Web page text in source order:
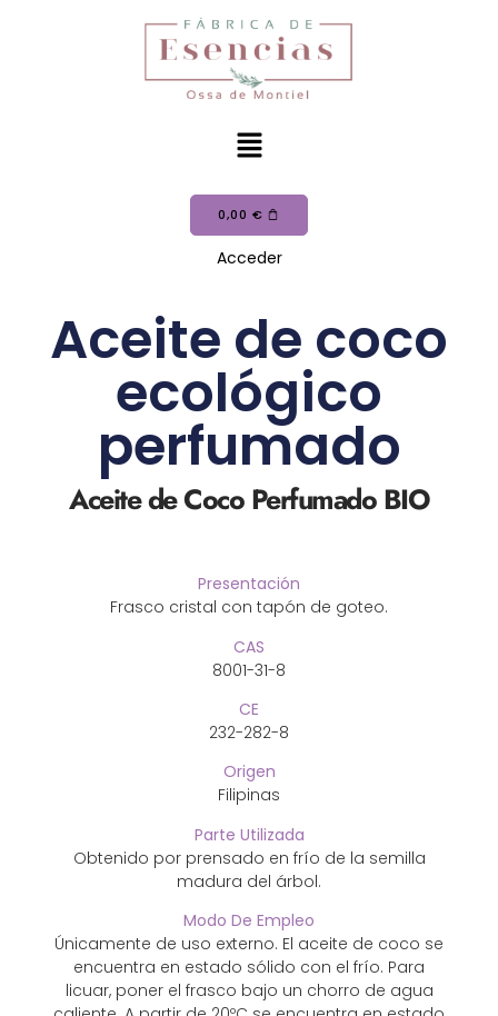
0,00 €
Acceder
Aceite de coco
ecológico
perfumado
Aceite de Coco Perfumado BIO
Presentación
Frasco cristal con tapón de goteo.
CAS
8001-31-8
CE
232-282-8
Origen
Filipinas
Parte Utilizada
Obtenido por prensado en frío de la semilla
madura del árbol.
Modo De Empleo
Únicamente de uso externo. El aceite de coco se
encuentra en estado sólido con el frío. Para
licuar, poner el frasco bajo un chorro de agua